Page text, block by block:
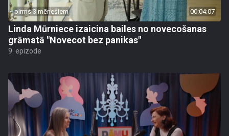
pirms 3 mēnešiem 00:04:07
Linda Mūrniece izaicina bailes no novecošanas
grāmatā "Novecot bez panikas"
9. epizode